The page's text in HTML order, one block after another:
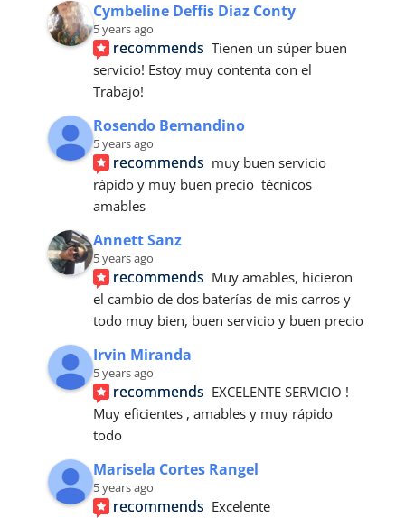
Cymbeline Deffis Diaz Conty
5 years ago
recommends Tienen un súper buen
servicio! Estoy muy contenta con el
Trabajo!
Rosendo Bernandino
5 years ago
recommends muy buen servicio
rápido y muy buen precio  técnicos
amables
Annett Sanz
5 years ago
recommends Muy amables, hicieron
el cambio de dos baterías de mis carros y
todo muy bien, buen servicio y buen precio
Irvin Miranda
5 years ago
recommends EXCELENTE SERVICIO !
Muy eficientes , amables y muy rápido
todo
Marisela Cortes Rangel
5 years ago
recommends Excelente